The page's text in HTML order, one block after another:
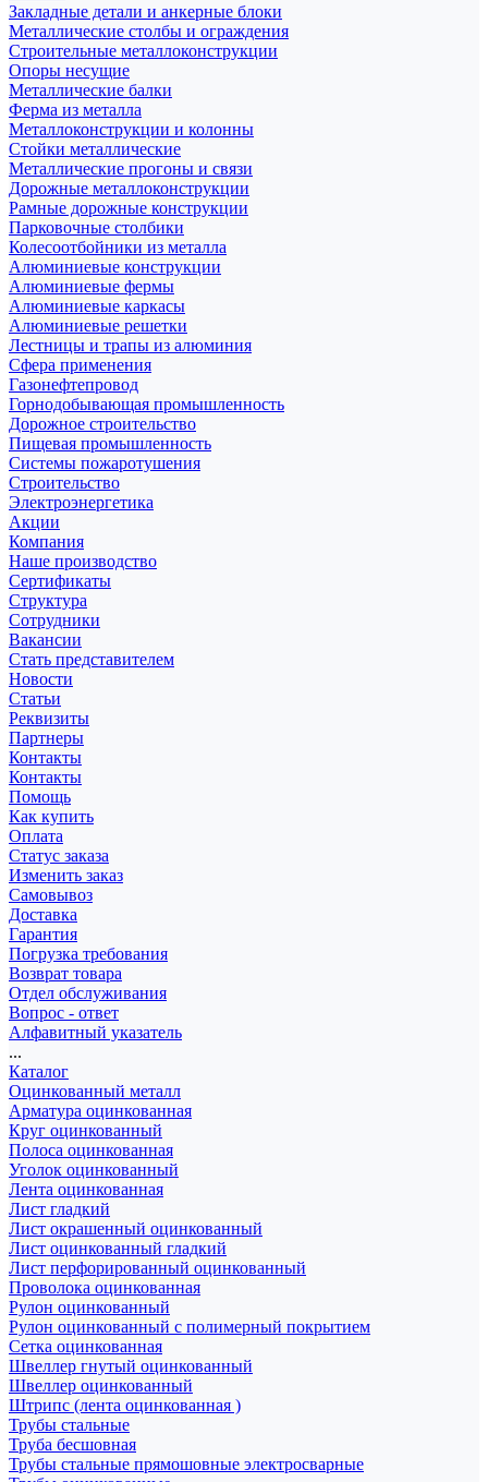
Закладные детали и анкерные блоки
Металлические столбы и ограждения
Строительные металлоконструкции
Опоры несущие
Металлические балки
Ферма из металла
Металлоконструкции и колонны
Стойки металлические
Металлические прогоны и связи
Дорожные металлоконструкции
Рамные дорожные конструкции
Парковочные столбики
Колесоотбойники из металла
Алюминиевые конструкции
Алюминиевые фермы
Алюминиевые каркасы
Алюминиевые решетки
Лестницы и трапы из алюминия
Сфера применения
Газонефтепровод
Горнодобывающая промышленность
Дорожное строительство
Пищевая промышленность
Системы пожаротушения
Строительство
Электроэнергетика
Акции
Компания
Наше производство
Сертификаты
Структура
Сотрудники
Вакансии
Стать представителем
Новости
Статьи
Реквизиты
Партнеры
Контакты
Контакты
Помощь
Как купить
Оплата
Статус заказа
Изменить заказ
Самовывоз
Доставка
Гарантия
Погрузка требования
Возврат товара
Отдел обслуживания
Вопрос - ответ
Алфавитный указатель
...
Каталог
Оцинкованный металл
Арматура оцинкованная
Круг оцинкованный
Полоса оцинкованная
Уголок оцинкованный
Лента оцинкованная
Лист гладкий
Лист окрашенный оцинкованный
Лист оцинкованный гладкий
Лист перфорированный оцинкованный
Проволока оцинкованная
Рулон оцинкованный
Рулон оцинкованный с полимерный покрытием
Сетка оцинкованная
Швеллер гнутый оцинкованный
Швеллер оцинкованный
Штрипс (лента оцинкованная )
Трубы стальные
Труба бесшовная
Трубы стальные прямошовные электросварные